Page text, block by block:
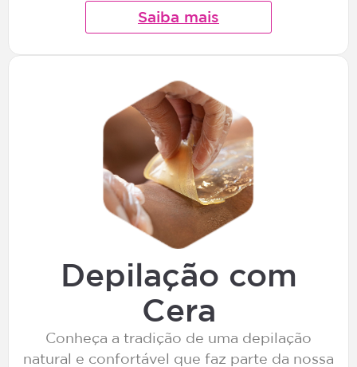
Saiba mais
Depilação com
Cera
Conheça a tradição de uma depilação
natural e confortável que faz parte da nossa